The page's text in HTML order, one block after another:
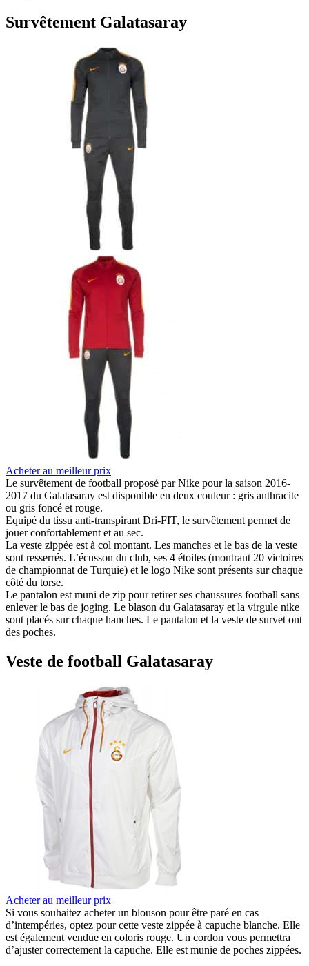
Survêtement Galatasaray
Acheter au meilleur prix
Le survêtement de football proposé par Nike pour la saison 2016-
2017 du Galatasaray est disponible en deux couleur : gris anthracite
ou gris foncé et rouge.
Equipé du tissu anti-transpirant Dri-FIT, le survêtement permet de
jouer confortablement et au sec.
La veste zippée est à col montant. Les manches et le bas de la veste
sont resserrés. L’écusson du club, ses 4 étoiles (montrant 20 victoires
de championnat de Turquie) et le logo Nike sont présents sur chaque
côté du torse.
Le pantalon est muni de zip pour retirer ses chaussures football sans
enlever le bas de joging. Le blason du Galatasaray et la virgule nike
sont placés sur chaque hanches. Le pantalon et la veste de survet ont
des poches.
Veste de football Galatasaray
Acheter au meilleur prix
Si vous souhaitez acheter un blouson pour être paré en cas
d’intempéries, optez pour cette veste zippée à capuche blanche. Elle
est également vendue en coloris rouge. Un cordon vous permettra
d’ajuster correctement la capuche. Elle est munie de poches zippées.